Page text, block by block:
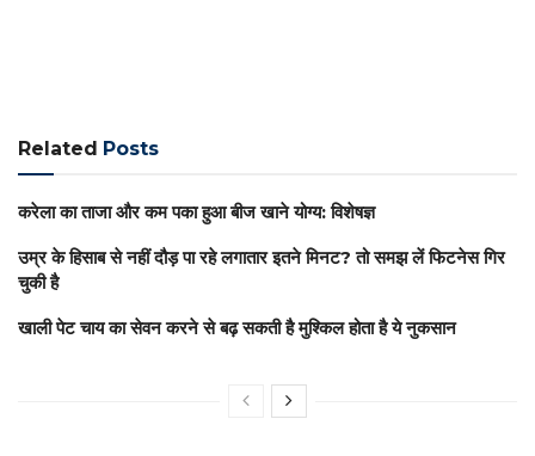
Related Posts
करेला का ताजा और कम पका हुआ बीज खाने योग्य: विशेषज्ञ
उम्र के हिसाब से नहीं दौड़ पा रहे लगातार इतने मिनट? तो समझ लें फिटनेस गिर
चुकी है
खाली पेट चाय का सेवन करने से बढ़ सकती है मुश्किल होता है ये नुकसान